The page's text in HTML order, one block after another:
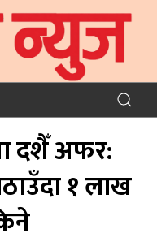
दशैँ अफर:
१ लाख